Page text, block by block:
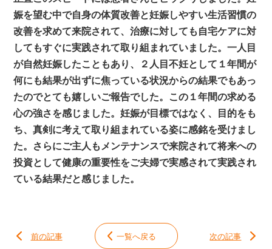
娠を望む中で自身の体質改善と妊娠しやすい生活習慣の
改善を求めて来院されて、治療に対しても自宅ケアに対
してもすぐに実践されて取り組まれていました。一人目
が自然妊娠したこともあり、２人目不妊として１年間が
何にも結果が出ずに焦っている状況からの結果でもあっ
たのでとても嬉しいご報告でした。この１年間の求める
心の強さを感じました。妊娠が目標ではなく、目的をも
ち、真剣に考えて取り組まれている姿に感銘を受けまし
た。さらにご主人もメンテナンスで来院されて将来への
投資として健康の重要性をご夫婦で実感されて実践され
ている結果だと感じました。
前の記事 一覧へ戻る 次の記事